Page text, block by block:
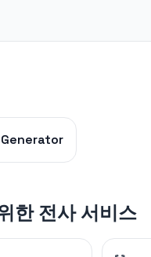
한 전사 서비스